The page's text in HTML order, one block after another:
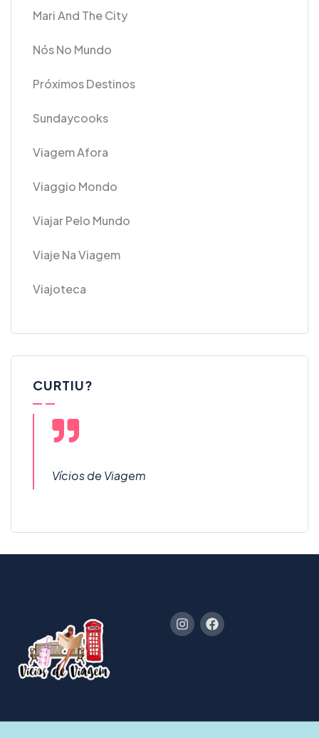
Mari And The City
Nós No Mundo
Próximos Destinos
Sundaycooks
Viagem Afora
Viaggio Mondo
Viajar Pelo Mundo
Viaje Na Viagem
Viajoteca
CURTIU?
Vícios de Viagem